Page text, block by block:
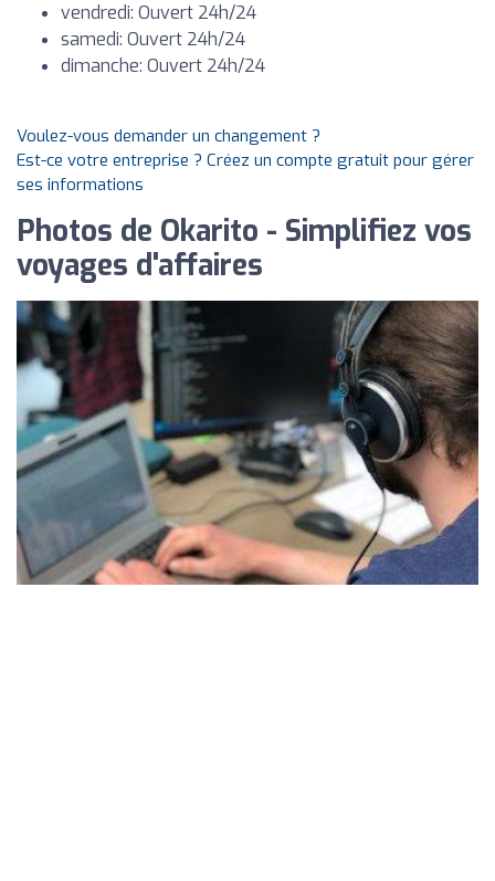
vendredi: Ouvert 24h/24
samedi: Ouvert 24h/24
dimanche: Ouvert 24h/24
Voulez-vous demander un changement ?
Est-ce votre entreprise ? Créez un compte gratuit pour gérer
ses informations
Photos de Okarito - Simplifiez vos
voyages d'affaires